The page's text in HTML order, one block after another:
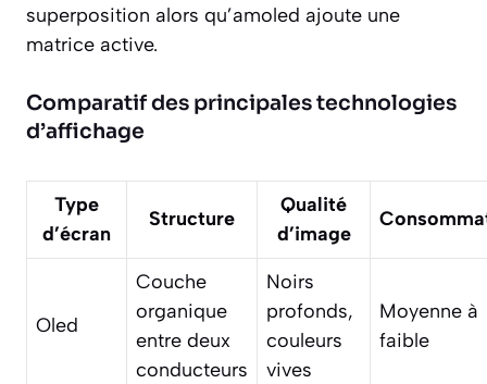
superposition alors qu’amoled ajoute une
matrice active.
Comparatif des principales technologies
d’affichage
Type
d’écran
Structure
Qualité
d’image
Oled
Couche
organique
entre deux
conducteurs
Noirs
profonds,
couleurs
vives
Moyenne à
faible